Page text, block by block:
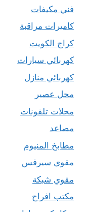
فني مكيفات
كاميرات مراقبة
كراج الكويت
كهربائي سيارات
كهربائي منازل
محل عصير
محلات تلفونات
مصاعد
مطابخ المنيوم
مقوي سيرفس
مقوي شبكة
مكتب افراح